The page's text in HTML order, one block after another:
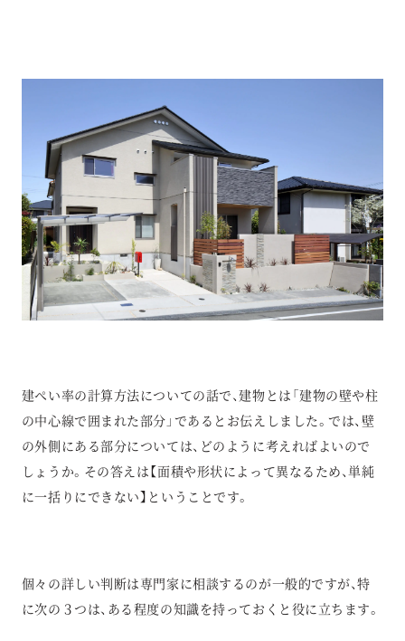
建ぺい率の計算方法についての話で、建物とは「建物の壁や柱
の中心線で囲まれた部分」であるとお伝えしました。では、壁
の外側にある部分については、どのように考えればよいので
しょうか。その答えは【面積や形状によって異なるため、単純
に一括りにできない】ということです。
個々の詳しい判断は専門家に相談するのが一般的ですが、特
に次の３つは、ある程度の知識を持っておくと役に立ちます。